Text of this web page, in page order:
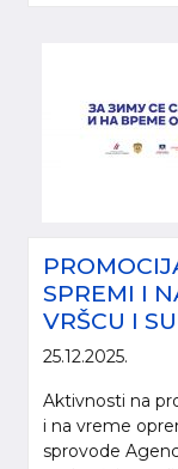
SPREMI I
VRŠCU I
25.12.2025.
Aktivnosti na
i na vreme
sprovode